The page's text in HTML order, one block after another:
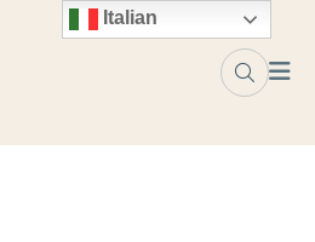
Italian